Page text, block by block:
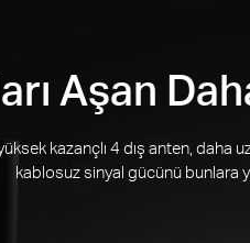
Aşan
kazançlı 4 dış anten, daha
kablosuz sinyal gücünü bunlara